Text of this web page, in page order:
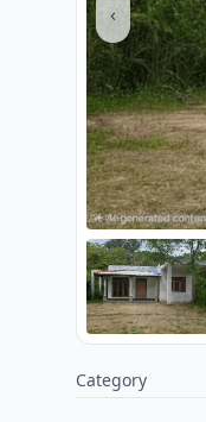
‹
Category